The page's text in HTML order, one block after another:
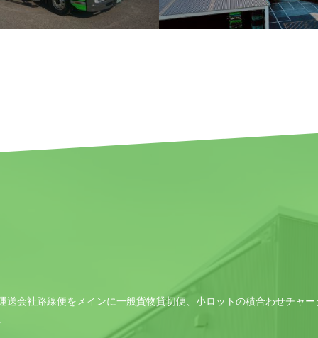
送会社路線便をメインに一般貨物貸切便、小ロットの積合わせチャ